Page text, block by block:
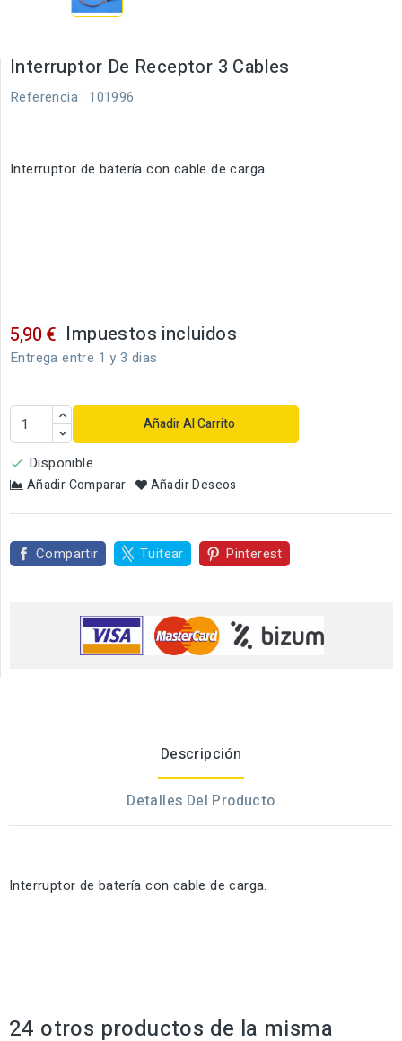
Interruptor De Receptor 3 Cables
Referencia : 101996
Interruptor de batería con cable de carga.
5,90 € Impuestos incluidos
Entrega entre 1 y 3 dias
Añadir Al Carrito
 Disponible
Añadir Comparar Añadir Deseos
Compartir Tuitear Pinterest
Descripción
Detalles Del Producto
Interruptor de batería con cable de carga.
24 otros productos de la misma